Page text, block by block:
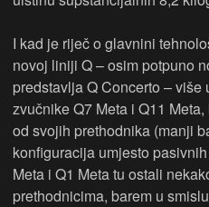
I kad je riječ o glavnini
novoj liniji Q – osim potpuno
predstavlja Q Concerto –
zvučnike Q7 Meta i Q11
od svojih prethodnika (manji
konfiguracija umjesto
Meta i Q1 Meta tu ostali
prethodnicima, barem u